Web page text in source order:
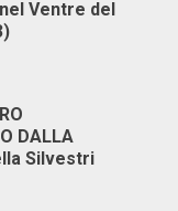
Ventre del
DALLA
Silvestri